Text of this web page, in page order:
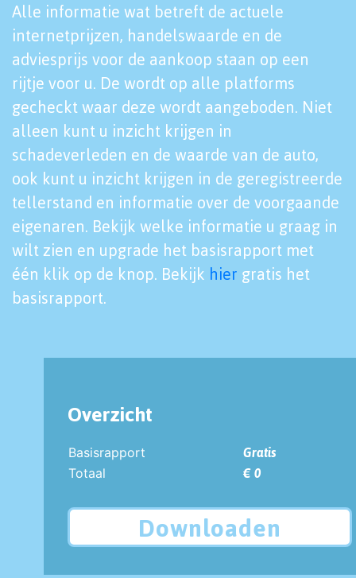
Alle informatie wat betreft de actuele
internetprijzen, handelswaarde en de
adviesprijs voor de aankoop staan op een
rijtje voor u. De wordt op alle platforms
gecheckt waar deze wordt aangeboden. Niet
alleen kunt u inzicht krijgen in
schadeverleden en de waarde van de auto,
ook kunt u inzicht krijgen in de geregistreerde
tellerstand en informatie over de voorgaande
eigenaren. Bekijk welke informatie u graag in
wilt zien en upgrade het basisrapport met
één klik op de knop. Bekijk hier gratis het
basisrapport.
Overzicht
Basisrapport
Gratis
Totaal
€ 0
Downloaden